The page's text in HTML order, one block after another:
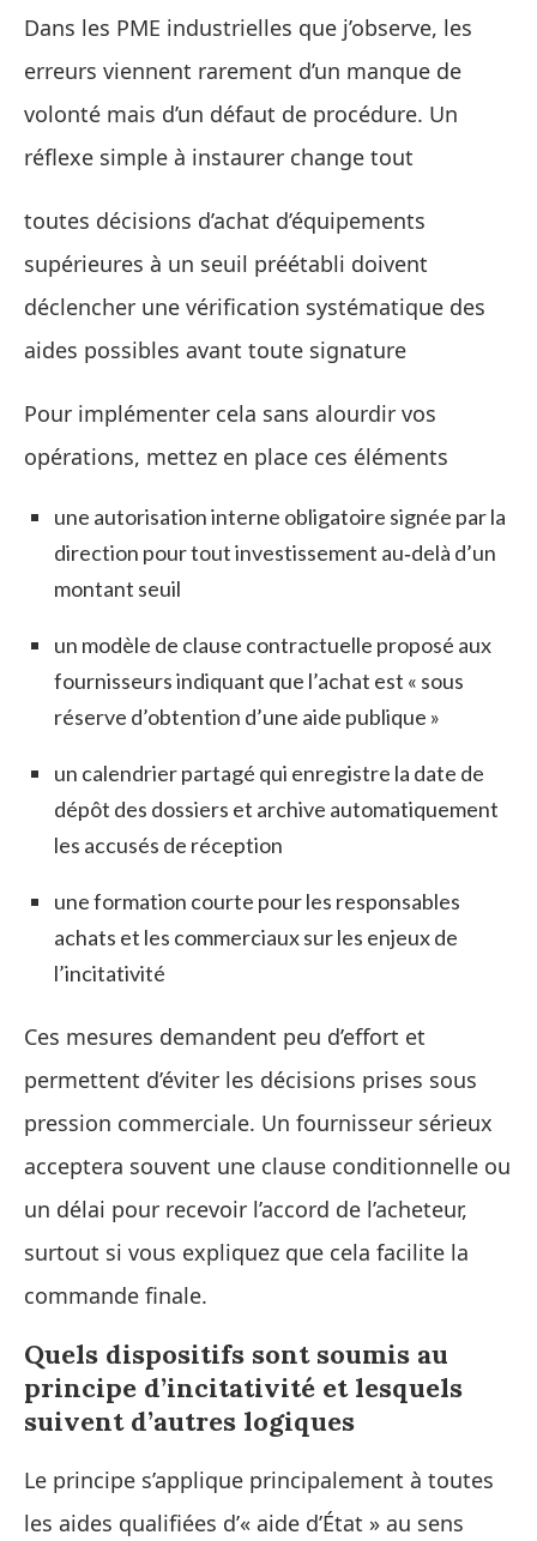
Dans les PME industrielles que j’observe, les
erreurs viennent rarement d’un manque de
volonté mais d’un défaut de procédure. Un
réflexe simple à instaurer change tout
toutes décisions d’achat d’équipements
supérieures à un seuil préétabli doivent
déclencher une vérification systématique des
aides possibles avant toute signature
Pour implémenter cela sans alourdir vos
opérations, mettez en place ces éléments
une autorisation interne obligatoire signée par la
direction pour tout investissement au‑delà d’un
montant seuil
un modèle de clause contractuelle proposé aux
fournisseurs indiquant que l’achat est « sous
réserve d’obtention d’une aide publique »
un calendrier partagé qui enregistre la date de
dépôt des dossiers et archive automatiquement
les accusés de réception
une formation courte pour les responsables
achats et les commerciaux sur les enjeux de
l’incitativité
Ces mesures demandent peu d’effort et
permettent d’éviter les décisions prises sous
pression commerciale. Un fournisseur sérieux
acceptera souvent une clause conditionnelle ou
un délai pour recevoir l’accord de l’acheteur,
surtout si vous expliquez que cela facilite la
commande finale.
Quels dispositifs sont soumis au
principe d’incitativité et lesquels
suivent d’autres logiques
Le principe s’applique principalement à toutes
les aides qualifiées d’« aide d’État » au sens